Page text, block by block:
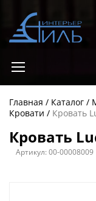
Главная Каталог
Кровати
Кровать
Кровать
Артикул:00-00008009